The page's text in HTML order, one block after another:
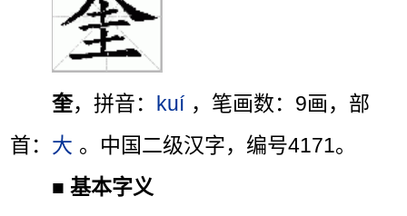
奎，拼音： kuí ，笔画数：9画，部
首： 大 。中国二级汉字，编号4171。
■基本字义